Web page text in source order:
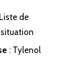
de
: Tylenol